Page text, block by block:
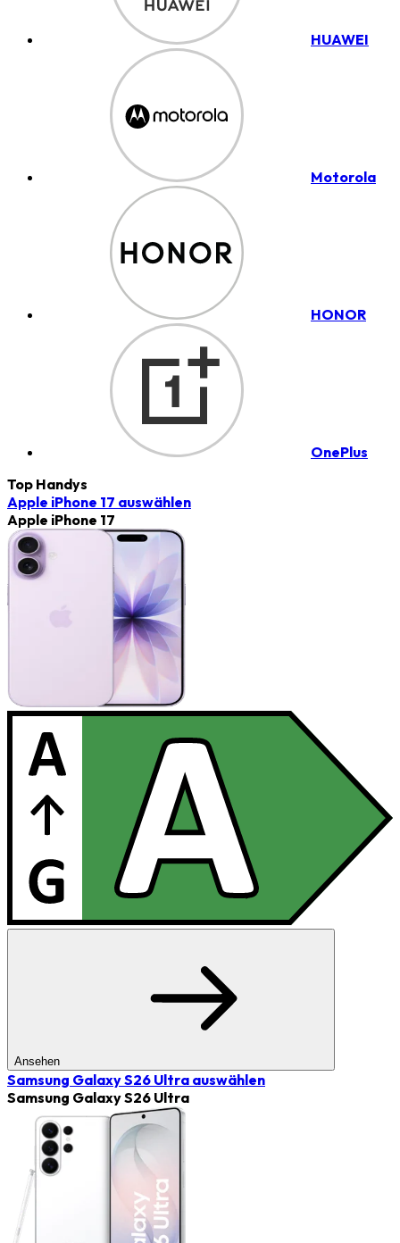
HUAWEI
Motorola
HONOR
OnePlus
Top Handys
Apple iPhone 17 auswählen
Apple iPhone 17
Ansehen
Samsung Galaxy S26 Ultra auswählen
Samsung Galaxy S26 Ultra